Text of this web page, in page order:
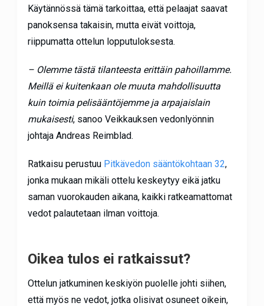
Käytännössä tämä tarkoittaa, että pelaajat saavat
panoksensa takaisin, mutta eivät voittoja,
riippumatta ottelun lopputuloksesta.
– Olemme tästä tilanteesta erittäin pahoillamme.
Meillä ei kuitenkaan ole muuta mahdollisuutta
kuin toimia pelisääntöjemme ja arpajaislain
mukaisesti, sanoo Veikkauksen vedonlyönnin
johtaja Andreas Reimblad.
Ratkaisu perustuu Pitkävedon sääntökohtaan 32,
jonka mukaan mikäli ottelu keskeytyy eikä jatku
saman vuorokauden aikana, kaikki ratkeamattomat
vedot palautetaan ilman voittoja.
Oikea tulos ei ratkaissut?
Ottelun jatkuminen keskiyön puolelle johti siihen,
että myös ne vedot, jotka olisivat osuneet oikein,